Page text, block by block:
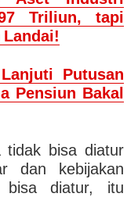
Triliun, tapi
Putusan
Pensiun Bakal
tidak bisa diatur
dan kebijakan
bisa diatur, itu